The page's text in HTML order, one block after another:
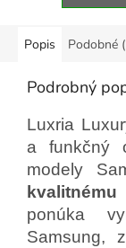
Popis Podobné
Podrobný
Luxria
a funkčný
modely
ponúka
Samsung,